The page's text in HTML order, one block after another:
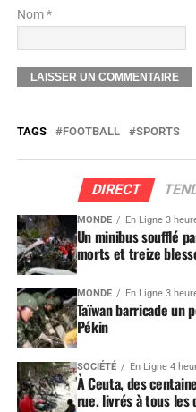
Nom *
TAGS FOOTBALL SPORTS
DIRECT
MONDE En Ligne 3
Un minibus soufflé
morts et treize
MONDE En Ligne 3
Taïwan barricade un
Pékin
SOCIÉTÉ En Ligne 4
À Ceuta, des
rue, livrés à tous les